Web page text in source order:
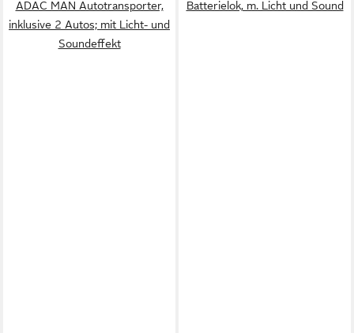
ADAC MAN Autotransporter,
inklusive 2 Autos; mit Licht- und
Soundeffekt
Batterielok, m. Licht und Sound